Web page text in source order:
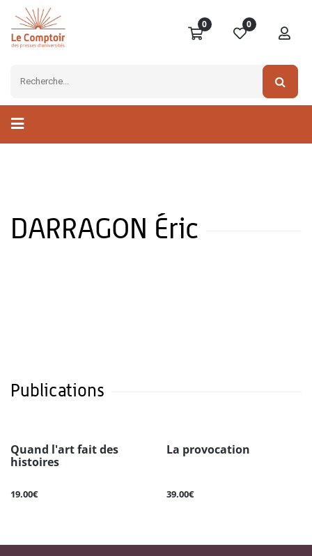
0 0
DARRAGON Éric
Publications
Quand l'art fait des
histoires
19.00€
La provocation
39.00€